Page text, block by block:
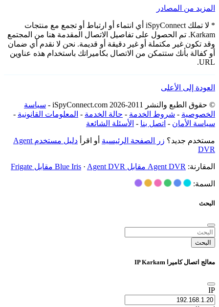
المزيد من المصادر
* لا تملك iSpyConnect أي انتماء أو ارتباط أو تجمع مع منتجات
Karkam. تم الحصول على تفاصيل الاتصال المقدمة هنا من المجتمع
وقد تكون غير مكتملة أو غير دقيقة أو قديمة. نحن لا نقدم أي ضمان
أو كفالة بأنك ستتمكن من الاتصال بكاميراتك باستخدام هذه عناوين
URL.
العودة إلى الأعلى
© حقوق الطبع والنشر 2011-2026 iSpyConnect.com -
سياسة
الخصوصية - شروط الخدمة - حالة الخدمة - المعلومات القانونية -
سياسة الأمان - اتصل بنا - الأسئلة الشائعة
مستخدم جديد؟ زر الصفحة الرئيسية أو اقرأ
دليل مستخدم Agent
DVR
المقارنة: Agent DVR مقابل Blue Iris · Agent DVR مقابل Frigate
السمة:
البحث
البحث
معالج اتصال كاميرا IP Karkam
IP